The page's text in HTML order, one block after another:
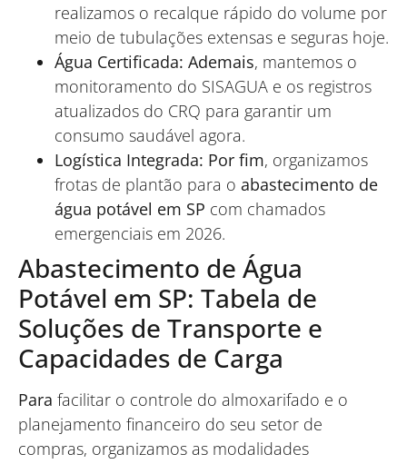
realizamos o recalque rápido do volume por
meio de tubulações extensas e seguras hoje.
Água Certificada: Ademais, mantemos o
monitoramento do SISAGUA e os registros
atualizados do CRQ para garantir um
consumo saudável agora.
Logística Integrada: Por fim, organizamos
frotas de plantão para o abastecimento de
água potável em SP com chamados
emergenciais em 2026.
Abastecimento de Água
Potável em SP: Tabela de
Soluções de Transporte e
Capacidades de Carga
Para facilitar o controle do almoxarifado e o
planejamento financeiro do seu setor de
compras, organizamos as modalidades